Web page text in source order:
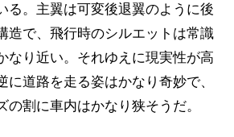
る。主翼は可変後退翼のように後
造で、飛行時のシルエットは常識
なり近い。それゆえに現実性が高
に道路を走る姿はかなり奇妙で、
の割に車内はかなり狭そうだ。